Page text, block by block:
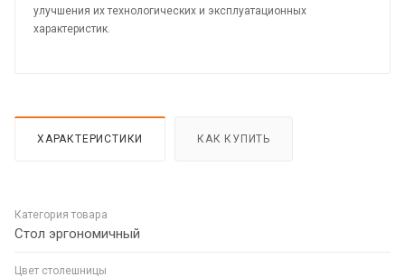
улучшения их технологических и эксплуатационных
характеристик.
ХАРАКТЕРИСТИКИ КАК КУПИТЬ
Категория товара
Стол эргономичный
Цвет столешницы